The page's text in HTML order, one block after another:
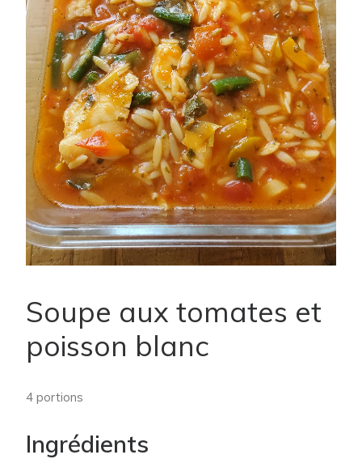
Soupe aux tomates et
poisson blanc
4 portions
Ingrédients